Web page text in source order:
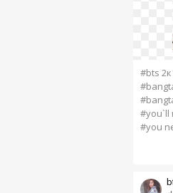
#bts
#you`ll
#you